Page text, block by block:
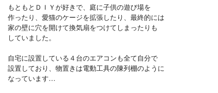
もともとＤＩＹが好きで、庭に子供の遊び場を
作ったり、愛猫のケージを拡張したり、最終的には
家の壁に穴を開けて換気扇をつけてしまったりも
していました。
自宅に設置している４台のエアコンも全て自分で
設置しており、物置きは電動工具の陳列棚のように
なっています…